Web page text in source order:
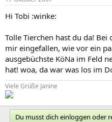
Hi Tobi :winke:
Tolle Tierchen hast du da!
mir eingefallen, wie vor ein
ausgebüchste KöNa im Feld
hat! woa, da war was los im
Viele Grüße Janine
Du musst dich einloggen oder